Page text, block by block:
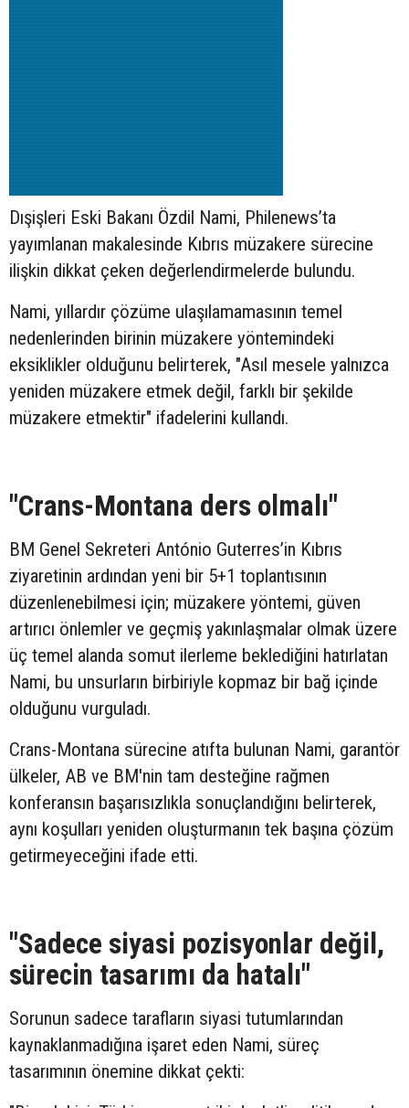
Dışişleri Eski Bakanı Özdil Nami, Philenews’ta
yayımlanan makalesinde Kıbrıs müzakere sürecine
ilişkin dikkat çeken değerlendirmelerde bulundu.
Nami, yıllardır çözüme ulaşılamamasının temel
nedenlerinden birinin müzakere yöntemindeki
eksiklikler olduğunu belirterek, "Asıl mesele yalnızca
yeniden müzakere etmek değil, farklı bir şekilde
müzakere etmektir" ifadelerini kullandı.
"Crans-Montana ders olmalı"
BM Genel Sekreteri António Guterres’in Kıbrıs
ziyaretinin ardından yeni bir 5+1 toplantısının
düzenlenebilmesi için; müzakere yöntemi, güven
artırıcı önlemler ve geçmiş yakınlaşmalar olmak üzere
üç temel alanda somut ilerleme beklediğini hatırlatan
Nami, bu unsurların birbiriyle kopmaz bir bağ içinde
olduğunu vurguladı.
Crans-Montana sürecine atıfta bulunan Nami, garantör
ülkeler, AB ve BM'nin tam desteğine rağmen
konferansın başarısızlıkla sonuçlandığını belirterek,
aynı koşulları yeniden oluşturmanın tek başına çözüm
getirmeyeceğini ifade etti.
"Sadece siyasi pozisyonlar değil,
sürecin tasarımı da hatalı"
Sorunun sadece tarafların siyasi tutumlarından
kaynaklanmadığına işaret eden Nami, süreç
tasarımının önemine dikkat çekti: